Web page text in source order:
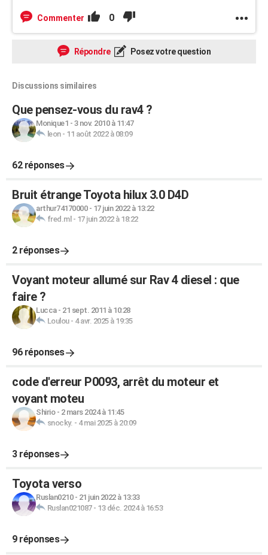
Commenter 0
Répondre Posez votre question
Discussions similaires
Que pensez-vous du rav4 ?
Monique1 - 3 nov. 2010 à 11:47
leon- 11 août 2022 à 08:09
62 réponses
Bruit étrange Toyota hilux 3.0 D4D
arthur74170000- 17 juin 2022 à 13:22
fred.ml - 17 juin 2022 à 18:22
2 réponses
Voyant moteur allumé sur Rav 4 diesel : que
faire ?
Lucca- 21 sept. 2011 à 10:28
Loulou- 4 avr. 2025 à 19:35
96 réponses
code d'erreur P0093, arrêt du moteur et
voyant moteu
Shirio- 2 mars 2024 à 11:45
snocky. - 4 mai 2025 à 20:09
3 réponses
Toyota verso
Ruslan0210- 21 juin 2022 à 13:33
Ruslan021087- 13 déc. 2024 à 16:53
9 réponses